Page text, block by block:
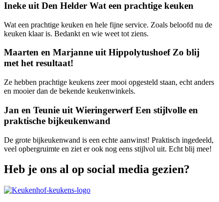
Ineke uit Den Helder Wat een prachtige keuken
Wat een prachtige keuken en hele fijne service. Zoals beloofd nu de
keuken klaar is. Bedankt en wie weet tot ziens.
Maarten en Marjanne uit HippolytushoefZo blij
met het resultaat!
Ze hebben prachtige keukens zeer mooi opgesteld staan, echt anders
en mooier dan de bekende keukenwinkels.
Jan en Teunie uit WieringerwerfEen stijlvolle en
praktische bijkeukenwand
De grote bijkeukenwand is een echte aanwinst! Praktisch ingedeeld,
veel opbergruimte en ziet er ook nog eens stijlvol uit. Echt blij mee!
Heb je ons al op social media gezien?